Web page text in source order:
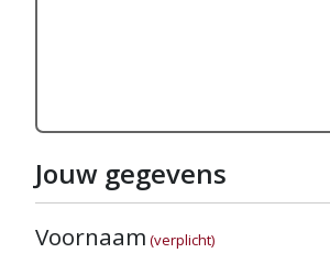
Jouw gegevens
Voornaam (verplicht)